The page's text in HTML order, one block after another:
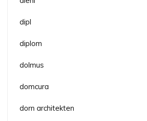
dipl
diplom
dolmus
domcura
dorn architekten